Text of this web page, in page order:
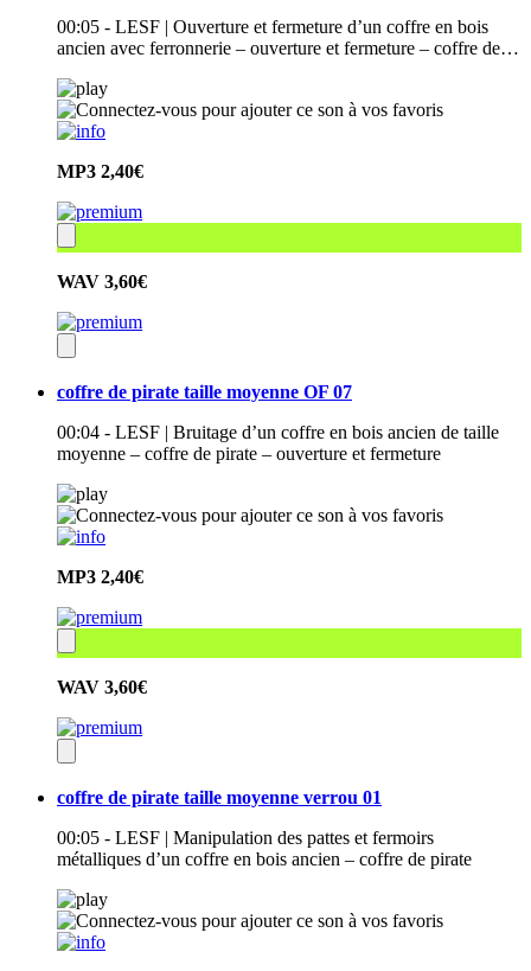
00:05 - LESF | Ouverture et fermeture d’un coffre en bois
ancien avec ferronnerie – ouverture et fermeture – coffre de…
MP3 2,40€
WAV 3,60€
coffre de pirate taille moyenne OF 07
00:04 - LESF | Bruitage d’un coffre en bois ancien de taille
moyenne – coffre de pirate – ouverture et fermeture
MP3 2,40€
WAV 3,60€
coffre de pirate taille moyenne verrou 01
00:05 - LESF | Manipulation des pattes et fermoirs
métalliques d’un coffre en bois ancien – coffre de pirate